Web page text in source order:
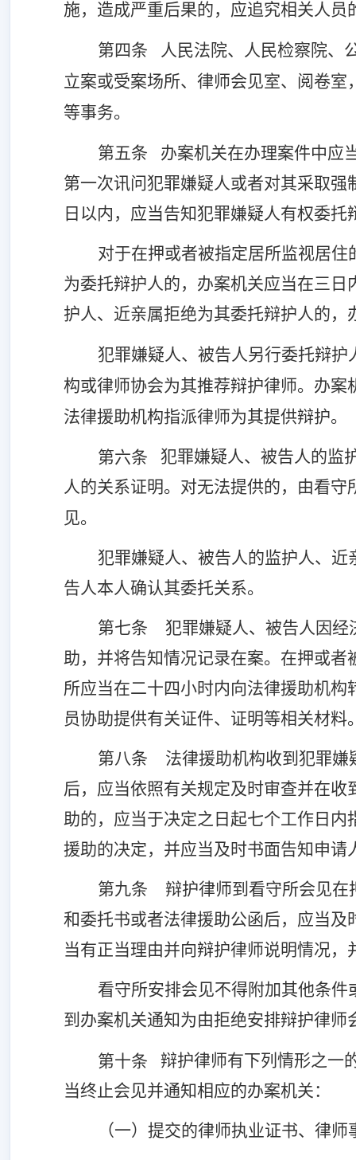
施，造成严重后果的，应追究相关人员
第四条
人民法院、人民检察院、
立案或受案场所、律师会见室、阅卷
等事务。
第五条
办案机关在办理案件中应
第一次讯问犯罪嫌疑人或者对其采取
日以内，应当告知犯罪嫌疑人有权委托
对于在押或者被指定居所监视居
为委托辩护人的，办案机关应当在三
护人、近亲属拒绝为其委托辩护人的
犯罪嫌疑人、被告人另行委托辩
构或律师协会为其推荐辩护律师。办
法律援助机构指派律师为其提供辩护。
第六条
犯罪嫌疑人、被告人的监
人的关系证明。对无法提供的，由看
见。
犯罪嫌疑人、被告人的监护人、
告人本人确认其委托关系。
第七条
犯罪嫌疑人、被告人因
助，并将告知情况记录在案。在押或
所应当在二十四小时内向法律援助机
员协助提供有关证件、证明等相关材料
第八条
法律援助机构收到犯罪
后，应当依照有关规定及时审查并在
助的，应当于决定之日起七个工作日
援助的决定，并应当及时书面告知申
第九条
辩护律师到看守所会见
和委托书或者法律援助公函后，应当
当有正当理由并向辩护律师说明情况
看守所安排会见不得附加其他条
到办案机关通知为由拒绝安排辩护律
第十条
辩护律师有下列情形之一
当终止会见并通知相应的办案机关：
（一）提交的律师执业证书、律